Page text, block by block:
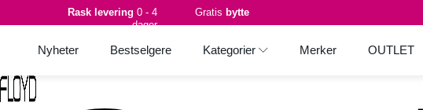
Rask levering 0 - 4
dager
Gratis bytte
Nyheter Bestselgere Kategorier Merker OUTLET